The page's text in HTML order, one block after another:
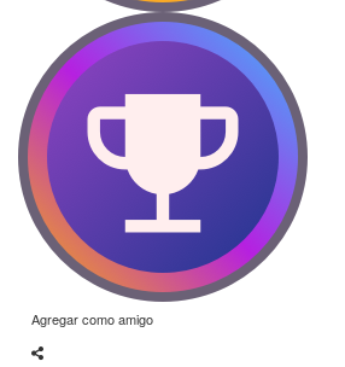
Agregar como amigo